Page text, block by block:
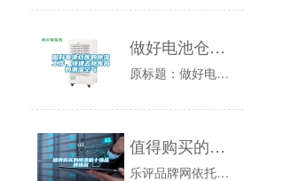
做好电池仓库的除湿工作，快速去除库内的潮湿空气
原标题：做好电池仓库的除湿工作，快速去除库内的潮湿空气电池，可以说是每个人都熟悉的生活用品了。从钟表、玩具和手机到电瓶车和电动车，电池都是提...
值得购买的除湿机十强品牌排名
乐评品牌网依托全网大数据，根据品牌评价以及销量评选出了2021年除湿机十大品牌排行榜。如果您正在查找除湿机什么牌子好？那么本除湿机十大品牌榜...